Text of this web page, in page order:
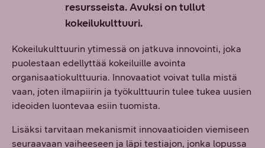
resursseista. Avuksi on tullut
kokeilukulttuuri.
Kokeilukulttuurin ytimessä on jatkuva innovointi, joka
puolestaan edellyttää kokeiluille avointa
organisaatiokulttuuria. Innovaatiot voivat tulla mistä
vaan, joten ilmapiirin ja työkulttuurin tulee tukea uusien
ideoiden luontevaa esiin tuomista.
Lisäksi tarvitaan mekanismit innovaatioiden viemiseen
seuraavaan vaiheeseen ja läpi testiajon, jonka lopussa